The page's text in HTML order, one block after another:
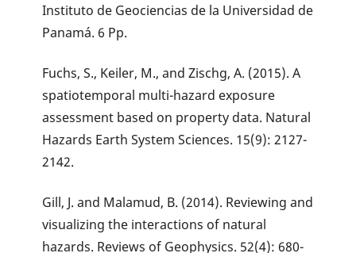
Instituto de Geociencias de la Universidad de
Panamá. 6 Pp.
Fuchs, S., Keiler, M., and Zischg, A. (2015). A
spatiotemporal multi-hazard exposure
assessment based on property data. Natural
Hazards Earth System Sciences. 15(9): 2127-
2142.
Gill, J. and Malamud, B. (2014). Reviewing and
visualizing the interactions of natural
hazards. Reviews of Geophysics. 52(4): 680-